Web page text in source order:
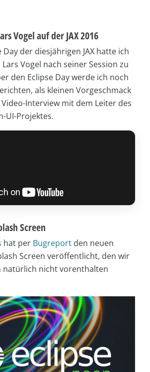
Vogel auf der JAX 2016
Day der diesjährigen JAX hatte ich
Vogel nach seiner Session zu
den Eclipse Day werde ich noch
als kleinen Vorgeschmack
Interview mit dem Leiter des
UI-Projektes.
Screen
hat per Bugreport den neuen
Screen veröffentlicht, den wir
natürlich nicht vorenthalten